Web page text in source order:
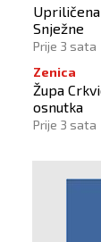
Snježne
Prije 3 sata
Zenica
Župa
osnutka
Prije 3 sata